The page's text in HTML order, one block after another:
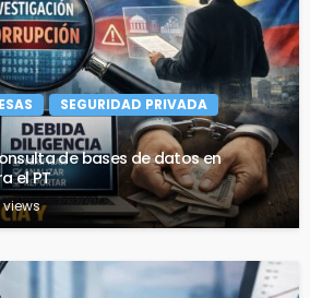
SEGURIDAD PRIVADA
de bases de datos en
el PT
views